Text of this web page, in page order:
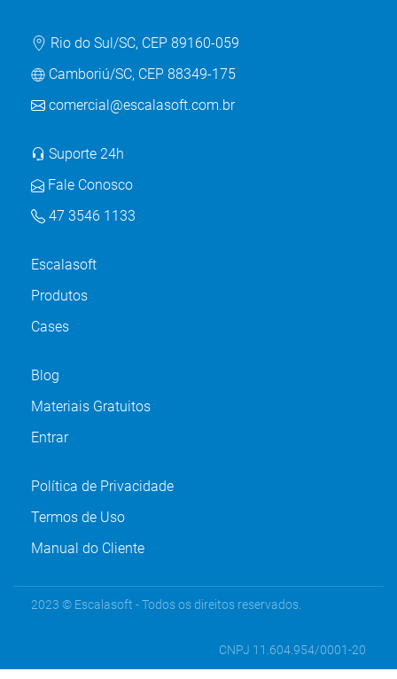
Rio do Sul/SC, CEP 89160-059
Camboriú/SC, CEP 88349-175
comercial@escalasoft.com.br
Suporte 24h
Fale Conosco
47 3546 1133
Escalasoft
Produtos
Cases
Blog
Materiais Gratuitos
Entrar
Política de Privacidade
Termos de Uso
Manual do Cliente
2023 © Escalasoft - Todos os direitos reservados.
CNPJ 11.604.954/0001-20